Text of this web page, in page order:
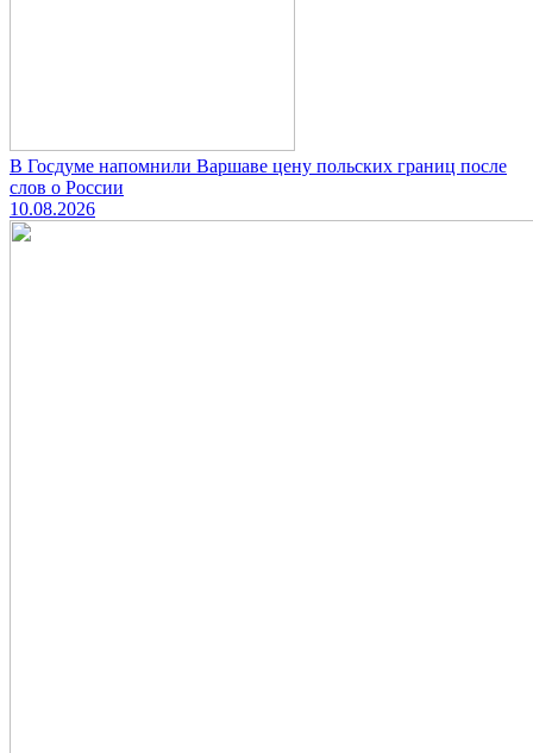
В Госдуме напомнили Варшаве цену польских границ после
слов о России
10.08.2026